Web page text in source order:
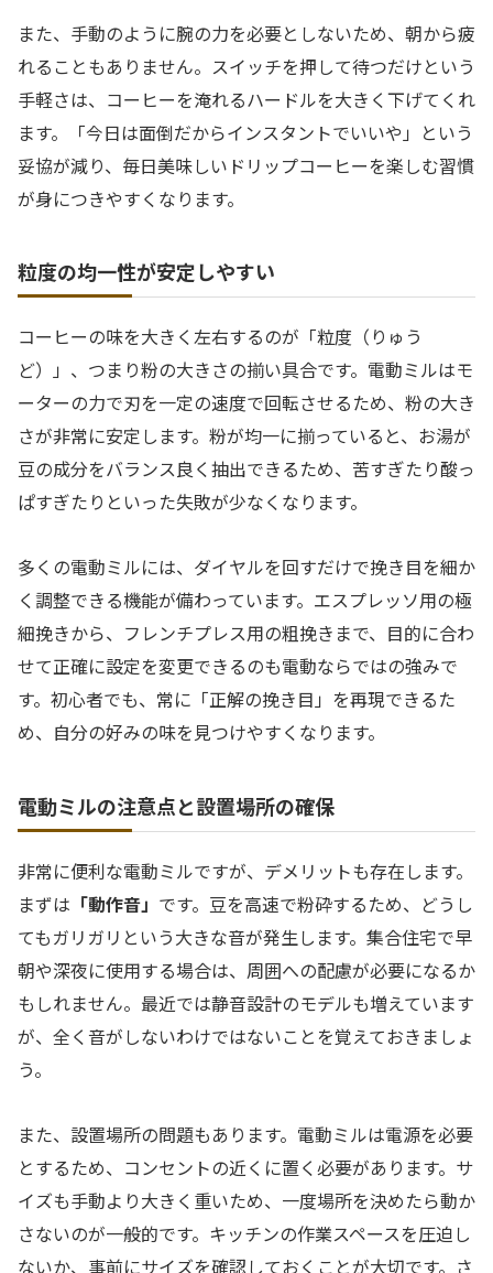
また、手動のように腕の力を必要としないため、朝から疲
れることもありません。スイッチを押して待つだけという
手軽さは、コーヒーを淹れるハードルを大きく下げてくれ
ます。「今日は面倒だからインスタントでいいや」という
妥協が減り、毎日美味しいドリップコーヒーを楽しむ習慣
が身につきやすくなります。
粒度の均一性が安定しやすい
コーヒーの味を大きく左右するのが「粒度（りゅう
ど）」、つまり粉の大きさの揃い具合です。電動ミルはモ
ーターの力で刃を一定の速度で回転させるため、粉の大き
さが非常に安定します。粉が均一に揃っていると、お湯が
豆の成分をバランス良く抽出できるため、苦すぎたり酸っ
ぱすぎたりといった失敗が少なくなります。
多くの電動ミルには、ダイヤルを回すだけで挽き目を細か
く調整できる機能が備わっています。エスプレッソ用の極
細挽きから、フレンチプレス用の粗挽きまで、目的に合わ
せて正確に設定を変更できるのも電動ならではの強みで
す。初心者でも、常に「正解の挽き目」を再現できるた
め、自分の好みの味を見つけやすくなります。
電動ミルの注意点と設置場所の確保
非常に便利な電動ミルですが、デメリットも存在します。
まずは 「動作音」 です。豆を高速で粉砕するため、どうし
てもガリガリという大きな音が発生します。集合住宅で早
朝や深夜に使用する場合は、周囲への配慮が必要になるか
もしれません。最近では静音設計のモデルも増えています
が、全く音がしないわけではないことを覚えておきましょ
う。
また、設置場所の問題もあります。電動ミルは電源を必要
とするため、コンセントの近くに置く必要があります。サ
イズも手動より大きく重いため、一度場所を決めたら動か
さないのが一般的です。キッチンの作業スペースを圧迫し
ないか、事前にサイズを確認しておくことが大切です。さ